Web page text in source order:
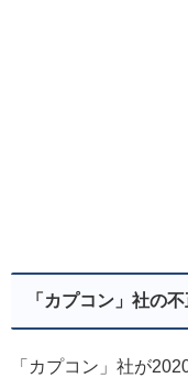
「カプコン」社の
「カプコン」社が